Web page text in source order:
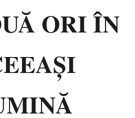
ORI ÎN